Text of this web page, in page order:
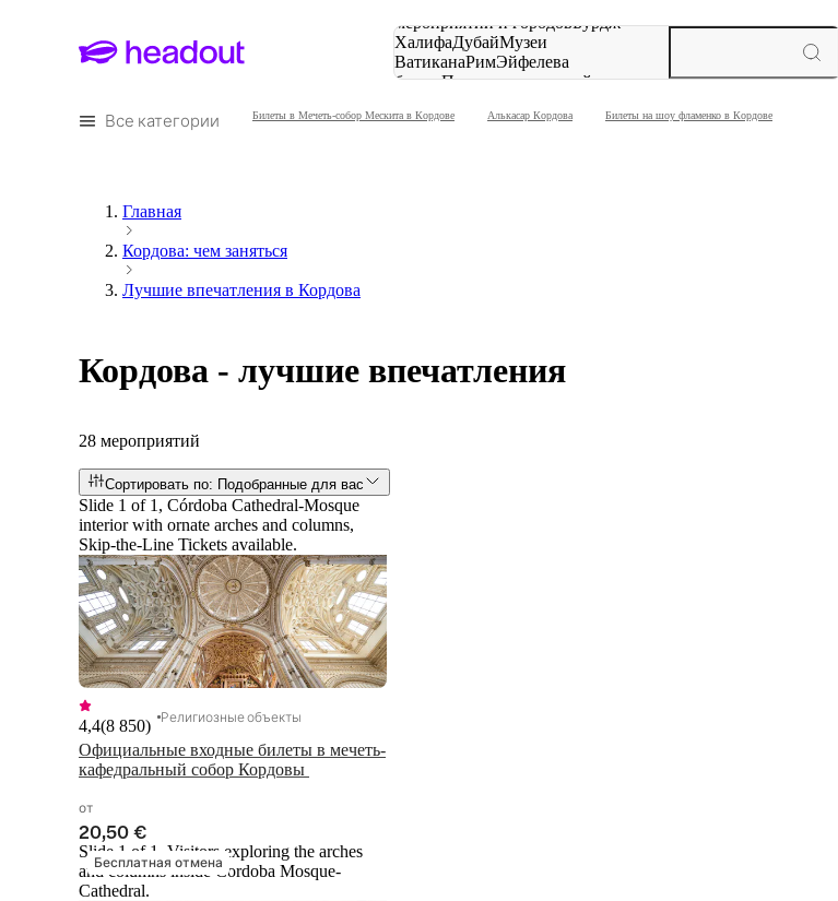
мероприятий и городовБурдж-
ХалифаДубайМузеи
ВатиканаРимЭйфелева
башняПарижмероприятий и
Все категории Билеты в Мечеть-собор Мескита в Кордове Алькасар Кордова Билеты на шоу фламенко в Кордове
Главная
Кордова: чем заняться
Лучшие впечатления в Кордова
Кордова - лучшие впечатления
28 мероприятий
Сортировать по: Подобранные для вас
Slide 1 of 1, Córdoba Cathedral-Mosque
interior with ornate arches and columns,
Skip-the-Line Tickets available.
Официальные входные билеты в мечеть-
4,4(8 850) Религиозные объекты
от
20,50 €
Бесплатная отмена
Slide 1 of 1, Visitors exploring the arches
and columns inside Cordoba Mosque-
Cathedral.